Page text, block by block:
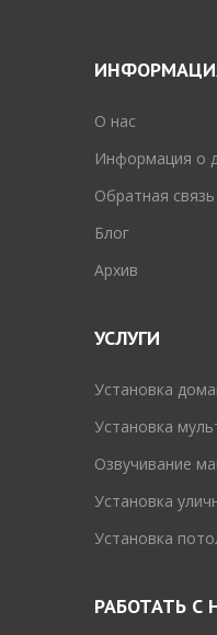
O нас
Информация о
Обратная связь
Блог
Архив
УСЛУГИ
Установка
Установка
Озвучивание
Установка
Установка
РАБОТАТЬ С